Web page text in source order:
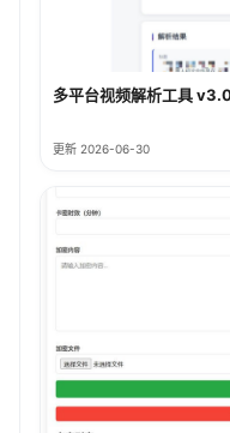
多平台视频解析工具
更新 2026-06-30